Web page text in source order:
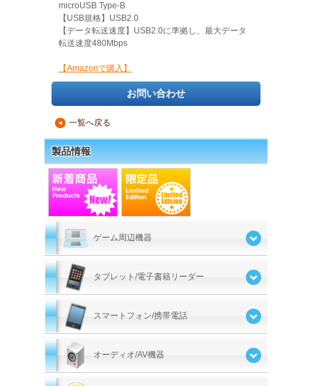
microUSB Type-B
【USB規格】USB2.0
【データ転送速度】USB2.0に準拠し、最大データ
転送速度480Mbps
【Amazonで購入】
お問い合わせ
▲ 一覧へ戻る
製品情報
ゲーム周辺機器
タブレット/電子書籍リーダー
スマートフォン/携帯電話
オーディオ/AV機器